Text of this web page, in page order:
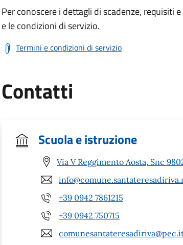
Per conoscere i dettagli di scadenze,
e le condizioni di servizio.
Termini e condizioni di servizio
Contatti
Scuola e istruzione
Via V Reggimento Aosta, Snc
+39 0942 7861215
+39 0942 750715